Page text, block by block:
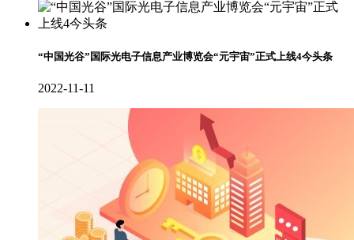
“中国光谷”国际光电子信息产业博览会“元宇宙”正式上线4今头条
2022-11-11